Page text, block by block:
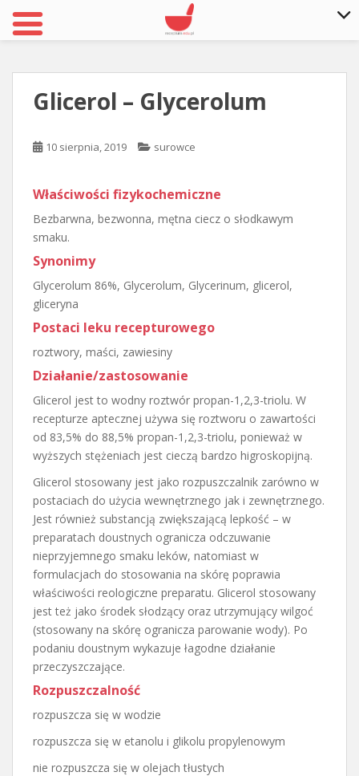
Glicerol – Glycerolum
10 sierpnia, 2019 surowce
Właściwości fizykochemiczne
Bezbarwna, bezwonna, mętna ciecz o słodkawym
smaku.
Synonimy
Glycerolum 86%, Glycerolum, Glycerinum, glicerol,
gliceryna
Postaci leku recepturowego
roztwory, maści, zawiesiny
Działanie/zastosowanie
Glicerol jest to wodny roztwór propan-1,2,3-triolu. W
recepturze aptecznej używa się roztworu o zawartości
od 83,5% do 88,5% propan-1,2,3-triolu, ponieważ w
wyższych stężeniach jest cieczą bardzo higroskopijną.
Glicerol stosowany jest jako rozpuszczalnik zarówno w
postaciach do użycia wewnętrznego jak i zewnętrznego.
Jest również substancją zwiększającą lepkość – w
preparatach doustnych ogranicza odczuwanie
nieprzyjemnego smaku leków, natomiast w
formulacjach do stosowania na skórę poprawia
właściwości reologiczne preparatu. Glicerol stosowany
jest też jako środek słodzący oraz utrzymujący wilgoć
(stosowany na skórę ogranicza parowanie wody). Po
podaniu doustnym wykazuje łagodne działanie
przeczyszczające.
Rozpuszczalność
rozpuszcza się w wodzie
rozpuszcza się w etanolu i glikolu propylenowym
nie rozpuszcza się w olejach tłustych